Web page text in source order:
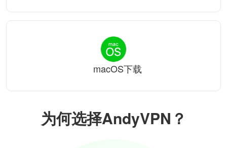
为何选择AndyVPN？
macOS下载